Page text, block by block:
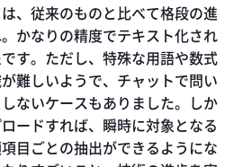
、従来のものと比べて格段の進
かなりの精度でテキスト化され
す。ただし、特殊な用語や数式
難しいようで、チャットで問い
ないケースもありました。しか
ードすれば、瞬時に対象となる
目ごとの抽出ができるようにな